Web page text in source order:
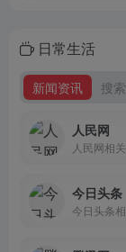
日常生活
新闻资讯 搜
人民网
今日头条